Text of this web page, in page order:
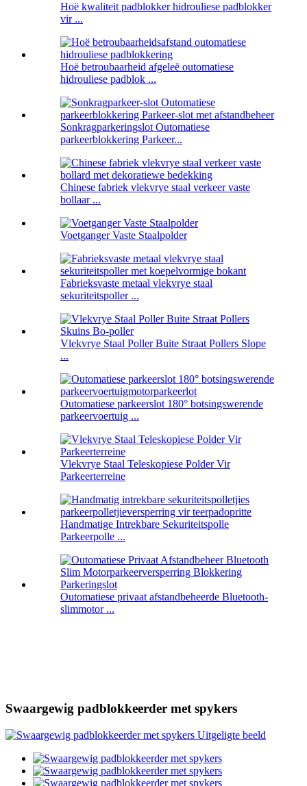
Hoë kwaliteit padblokker hidrouliese padblokker
vir ...
Hoë betroubaarheid afgeleë outomatiese
hidrouliese padblok ...
Sonkragparkeringslot Outomatiese
parkeerblokkering Parkeer...
Chinese fabriek vlekvrye staal verkeer vaste
bollaar ...
Voetganger Vaste Staalpolder
Fabrieksvaste metaal vlekvrye staal
sekuriteitspoller ...
Vlekvrye Staal Poller Buite Straat Pollers Slope
...
Outomatiese parkeerslot 180° botsingswerende
parkeervoertuig ...
Vlekvrye Staal Teleskopiese Polder Vir
Parkeerterreine
Handmatige Intrekbare Sekuriteitspolle
Parkeerpolle ...
Outomatiese privaat afstandbeheerde Bluetooth-
slimmotor ...
Swaargewig padblokkeerder met spykers